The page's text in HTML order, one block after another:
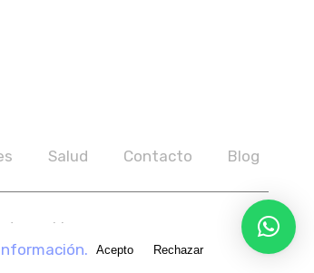
Salud Contacto Blog
cookies
Acepto Rechazar